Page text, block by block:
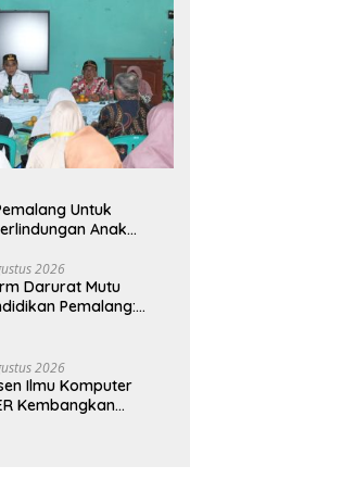
Untuk
Anak
2026
Darurat Mutu
Pemalang:
2026
Ilmu Komputer
Kembangkan